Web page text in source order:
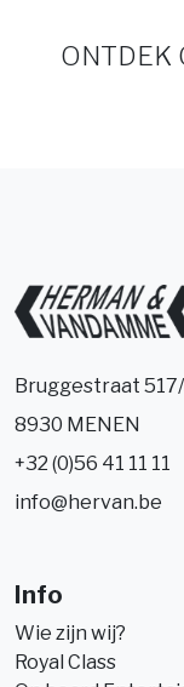
ONTDEK
Bruggestraat
8930 MENEN
+32 (0)56 41 11 11
info@hervan.be
Info
Wie zijn wij?
Royal Class